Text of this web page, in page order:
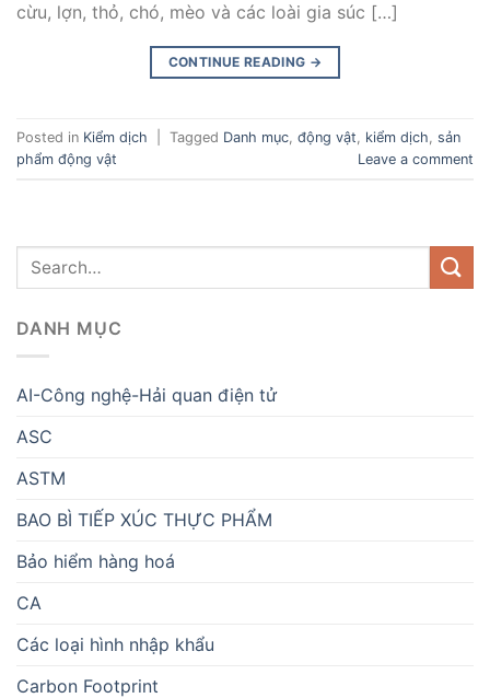
cừu, lợn, thỏ, chó, mèo và các loài gia súc […]
CONTINUE READING →
Posted in Kiểm dịch Tagged Danh mục động vật kiểm dịch sản
phẩm động vật
Leave a comment
DANH MỤC
AI-Công nghệ-Hải quan điện tử
ASC
ASTM
BAO BÌ TIẾP XÚC THỰC PHẨM
Bảo hiểm hàng hoá
CA
Các loại hình nhập khẩu
Carbon Footprint